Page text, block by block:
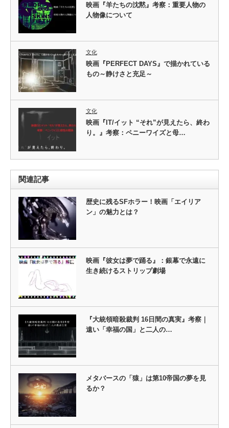
映画『羊たちの沈黙』考察：重要人物の
人物像について
文化
映画『PERFECT DAYS』で描かれている
もの～静けさと充足～
文化
映画『IT/イット “それ”が見えたら、終わ
り。』考察：ペニーワイズと母…
関連記事
歴史に残るSFホラー！映画「エイリア
ン」の魅力とは？
映画『彼女は夢で踊る』：銀幕で永遠に
生き続けるストリップ劇場
『大統領暗殺裁判 16日間の真実』考察｜
遠い「幸福の国」と二人の…
メタバースの「猿」は第10帝国の夢を見
るか？